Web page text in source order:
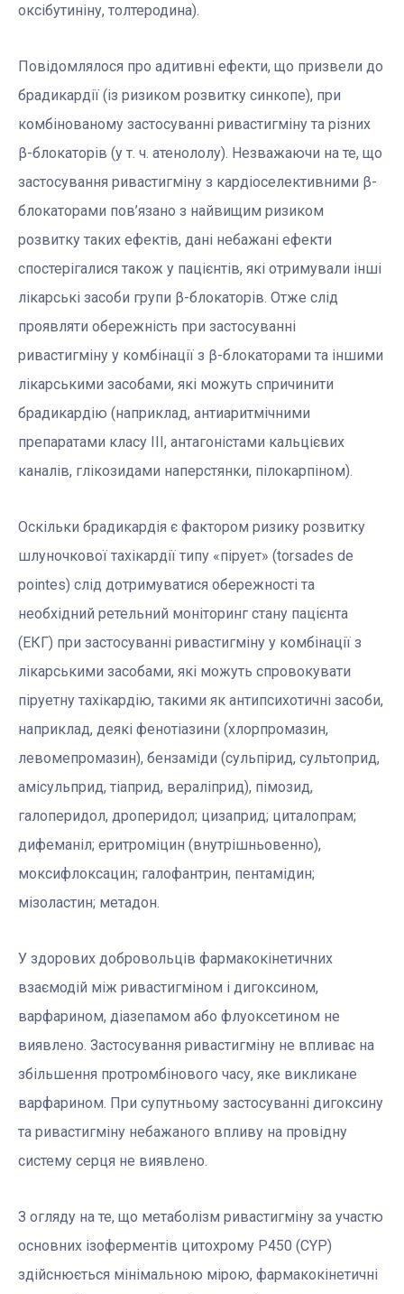
оксібутиніну, толтеродина).
Повідомлялося про адитивні ефекти, що призвели до
брадикардії (із ризиком розвитку синкопе), при
комбінованому застосуванні ривастигміну та різних
β-блокаторів (у т. ч. атенололу). Незважаючи на те, що
застосування ривастигміну з кардіоселективними β-
блокаторами пов’язано з найвищим ризиком
розвитку таких ефектів, дані небажані ефекти
спостерігалися також у пацієнтів, які отримували інші
лікарські засоби групи β-блокаторів. Отже слід
проявляти обережність при застосуванні
ривастигміну у комбінації з β-блокаторами та іншими
лікарськими засобами, які можуть спричинити
брадикардію (наприклад, антиаритмічними
препаратами класу III, антагоністами кальцієвих
каналів, глікозидами наперстянки, пілокарпіном).
Оскільки брадикардія є фактором ризику розвитку
шлуночкової тахікардії типу «пірует» (torsades de
pointes) слід дотримуватися обережності та
необхідний ретельний моніторинг стану пацієнта
(ЕКГ) при застосуванні ривастигміну у комбінації з
лікарськими засобами, які можуть спровокувати
піруетну тахікардію, такими як антипсихотичні засоби,
наприклад, деякі фенотіазини (хлорпромазин,
левомепромазин), бензаміди (сульпірид, сультоприд,
амісульприд, тіаприд, вераліприд), пімозид,
галоперидол, дроперидол; цизаприд; циталопрам;
дифеманіл; еритроміцин (внутрішньовенно),
моксифлоксацин; галофантрин, пентамідин;
мізоластин; метадон.
У здорових добровольців фармакокінетичних
взаємодій між ривастигміном і дигоксином,
варфарином, діазепамом або флуоксетином не
виявлено. Застосування ривастигміну не впливає на
збільшення протромбінового часу, яке викликане
варфарином. При супутньому застосуванні дигоксину
та ривастигміну небажаного впливу на провідну
систему серця не виявлено.
З огляду на те, що метаболізм ривастигміну за участю
основних ізоферментів цитохрому Р450 (CYP)
здійснюється мінімальною мірою, фармакокінетичні